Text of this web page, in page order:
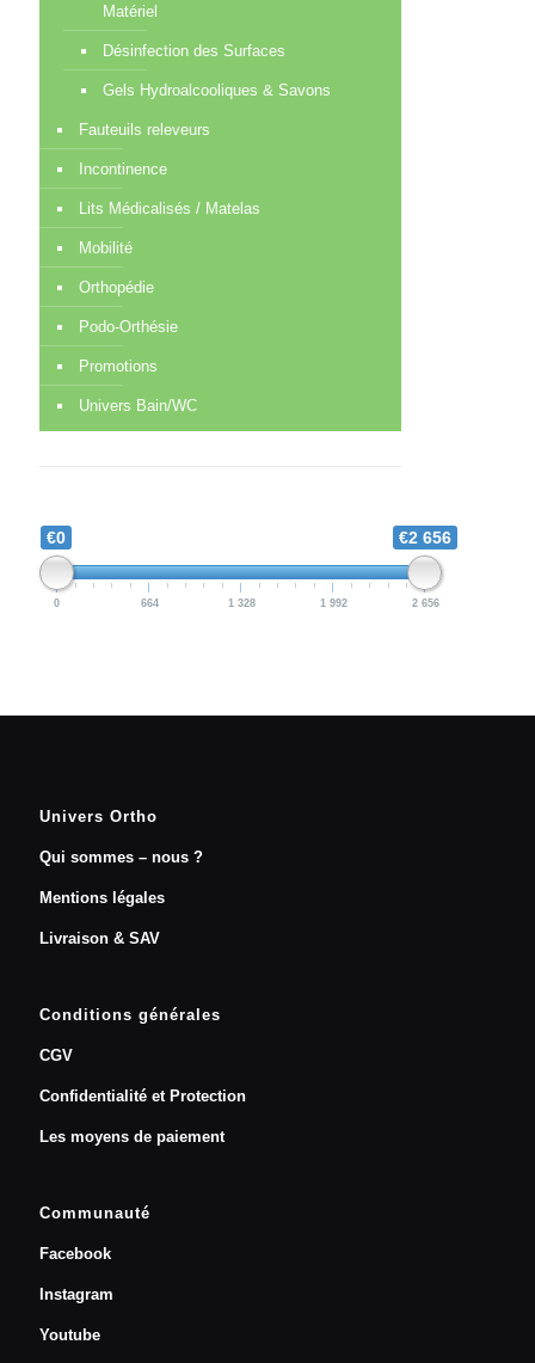
Matériel
Désinfection des Surfaces
Gels Hydroalcooliques & Savons
Fauteuils releveurs
Incontinence
Lits Médicalisés / Matelas
Mobilité
Orthopédie
Podo-Orthésie
Promotions
Univers Bain/WC
€0 €2 656
0 664 1 328 1 992 2 656
Univers Ortho
Qui sommes – nous ?
Mentions légales
Livraison & SAV
Conditions générales
CGV
Confidentialité et Protection
Les moyens de paiement
Communauté
Facebook
Instagram
Youtube